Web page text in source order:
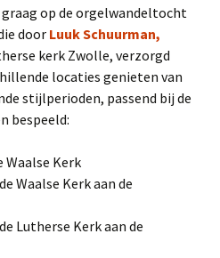
op de orgelwandeltocht
door Luuk Schuurman,
kerk Zwolle, verzorgd
locaties genieten van
stijlperioden, passend bij de
bespeeld:
Waalse Kerk
Waalse Kerk aan de
Lutherse Kerk aan de